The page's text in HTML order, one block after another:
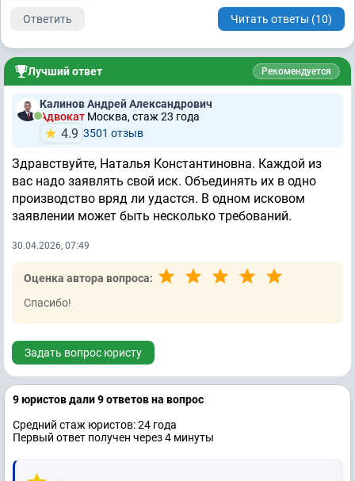
Ответить Читать ответы (10)
Лучший ответ Рекомендуется
Калинов Андрей Александрович
Адвокат Москва, стаж 23 годa
4.9 3501 отзыв
Здравствуйте, Наталья Константиновна. Каждой из
вас надо заявлять свой иск. Объединять их в одно
производство вряд ли удастся. В одном исковом
заявлении может быть несколько требований.
30.04.2026, 07:49
Оценка автора вопроса:
Спасибо!
Задать вопрос юристу
9 юристов дали 9 ответов на вопрос
Средний стаж юристов: 24 годa
Первый ответ получен через 4 минуты